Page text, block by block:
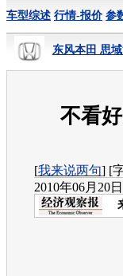
车型综述 行情-报价 参
东风本田 思
不看
[我来说两句] [
2010年06月20